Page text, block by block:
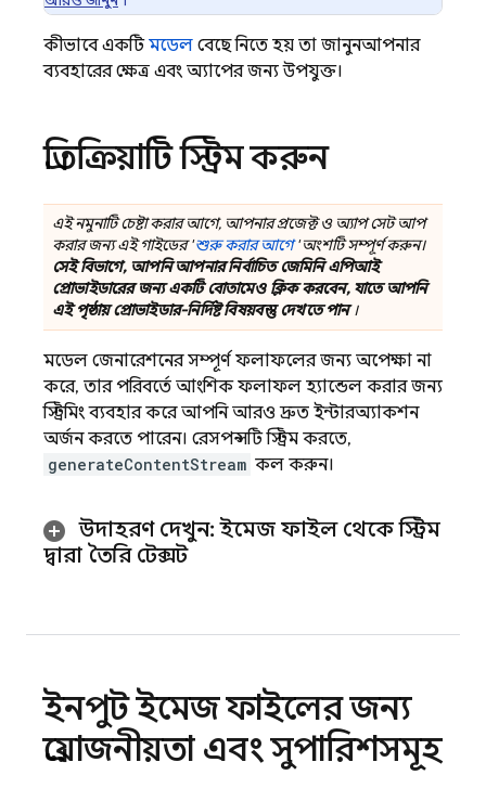
কীভাবে একটিমডেল বেছে নিতে হয় তা জানুনআপনার
ব্যবহারের ক্ষেত্র এবং অ্যাপের জন্য উপযুক্ত।
প্রতিক্রিয়াটি স্ট্রিম করুন
এই নমুনাটি চেষ্টা করার আগে, আপনার প্রজেক্ট ও অ্যাপ সেট আপ
করার জন্য এই গাইডের 'শুরু করার আগে' অংশটি সম্পূর্ণ করুন।
সেই বিভাগে, আপনি আপনার নির্বাচিতজেমিনি এপিআই
প্রোভাইডারের জন্য একটি বোতামেও ক্লিক করবেন, যাতে আপনি
এই পৃষ্ঠায় প্রোভাইডার-নির্দিষ্ট বিষয়বস্তু দেখতে পান।
মডেল জেনারেশনের সম্পূর্ণ ফলাফলের জন্য অপেক্ষা না
করে, তার পরিবর্তে আংশিক ফলাফল হ্যান্ডেল করার জন্য
স্ট্রিমিং ব্যবহার করে আপনি আরও দ্রুত ইন্টারঅ্যাকশন
অর্জন করতে পারেন। রেসপন্সটি স্ট্রিম করতে,
generateContentStream কল করুন।
উদাহরণ দেখুন: ইমেজ ফাইল থেকে স্ট্রিম
দ্বারা তৈরি টেক্সট
ইনপুট ইমেজ ফাইলের জন্য
প্রয়োজনীয়তা এবং সুপারিশসমূহ